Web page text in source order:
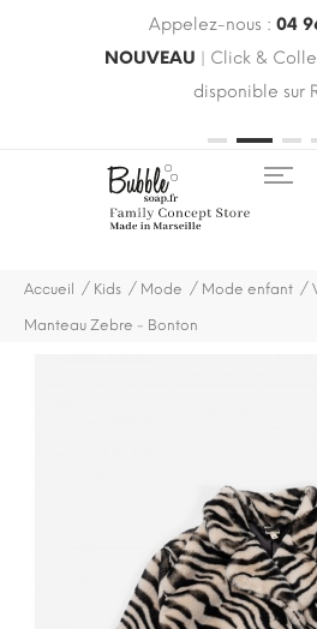
Appelez-nous : 04
NOUVEAU | Click &
disponible sur
Accueil Kids Mode Mode enfant
Manteau Zebre - Bonton